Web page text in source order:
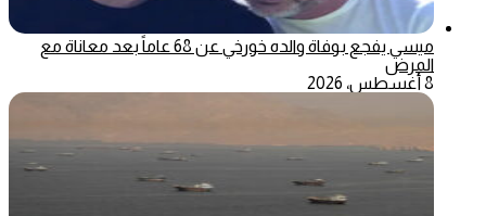
ميسي يفجع بوفاة والده خورخي عن 68 عاماً بعد معاناة مع
المرض
8 أغسطس، 2026